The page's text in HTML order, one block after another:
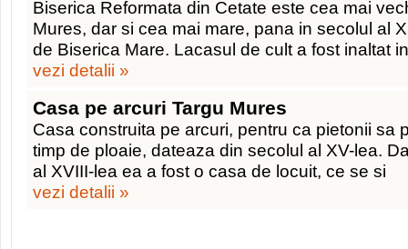
Biserica Reformata din Cetate este cea mai
Mures, dar si cea mai mare, pana in secolul al
de Biserica Mare. Lacasul de cult a fost inaltat
vezi detalii »
Casa pe arcuri Targu Mures
Casa construita pe arcuri, pentru ca pietonii sa
timp de ploaie, dateaza din secolul al XV-lea.
al XVIII-lea ea a fost o casa de locuit, ce se si
vezi detalii »